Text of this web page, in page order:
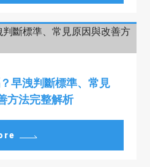
早洩判斷標準、常見
方法完整解析